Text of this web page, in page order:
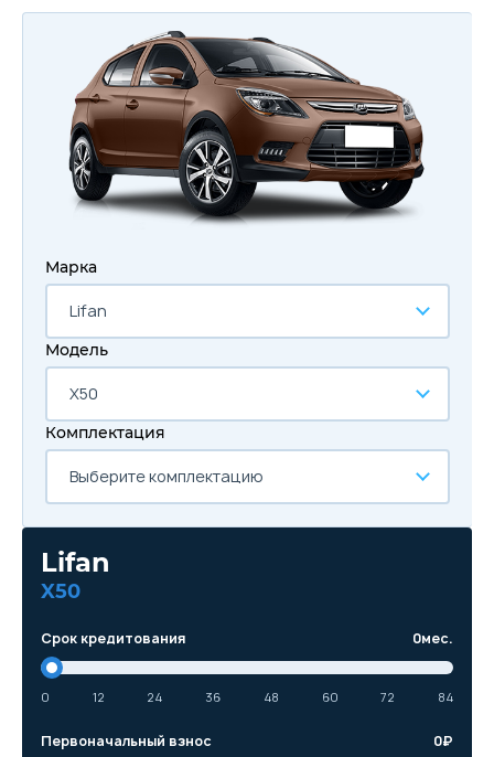
Марка
Lifan
Модель
X50
Комплектация
Выберите комплектацию
Lifan
X50
Срок кредитования 0мес.
0 12 24 36 48 60 72 84
Первоначальный взнос 0₽